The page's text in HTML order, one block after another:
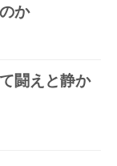
か
闘えと静か